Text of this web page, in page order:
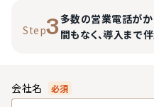
Step3多数の営業電話がか
間もなく、導入まで伴
会社名 必須